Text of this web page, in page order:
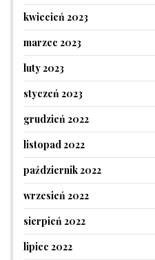
kwiecień 2023
marzec 2023
luty 2023
styczeń 2023
grudzień 2022
listopad 2022
październik 2022
wrzesień 2022
sierpień 2022
lipiec 2022